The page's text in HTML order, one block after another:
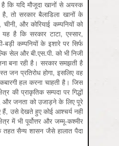
कि यदि मौजूदा खानों से अयस्क
है, तो सरकार बैलाडिला खानों के
चीनी, और कोरियाई कम्पनियों को
है कि सरकार टाटा, एस्सार,
कम्पनियों के इशारे पर सिर्फ
सेल और बी.एस.पी. को भी निजी
बना रही है। सरकार समझती है
जन प्रतिरोध होगा, इसलिए वह
हल करना चाहती है। जिस
की प्राकृतिक सम्पदा पर गिद्धों
और जनता को उजाड़ने के लिए पूरे
हैं, उसे देखते हुए कोई आश्चर्य नहीं
में भी पूर्वोत्तर और जम्मू-कश्मीर
सैन्य शासन जैसे हालात पैदा